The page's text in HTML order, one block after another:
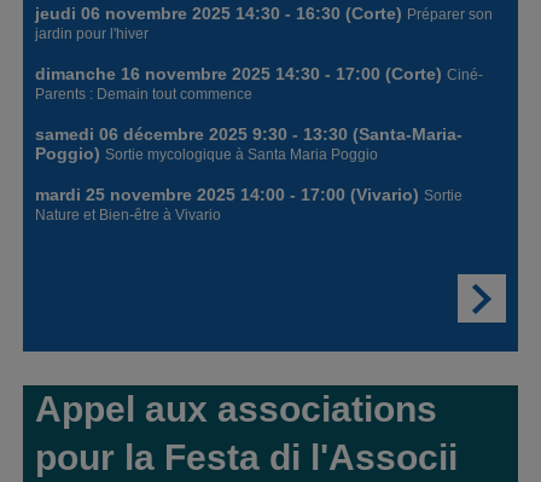
jeudi 06 novembre 2025 14:30 - 16:30 (Corte) Préparer son
jardin pour l'hiver
dimanche 16 novembre 2025 14:30 - 17:00 (Corte) Ciné-
Parents : Demain tout commence
samedi 06 décembre 2025 9:30 - 13:30 (Santa-Maria-
Poggio) Sortie mycologique à Santa Maria Poggio
mardi 25 novembre 2025 14:00 - 17:00 (Vivario) Sortie
Nature et Bien-être à Vivario
Appel aux associations
pour la Festa di l'Associi